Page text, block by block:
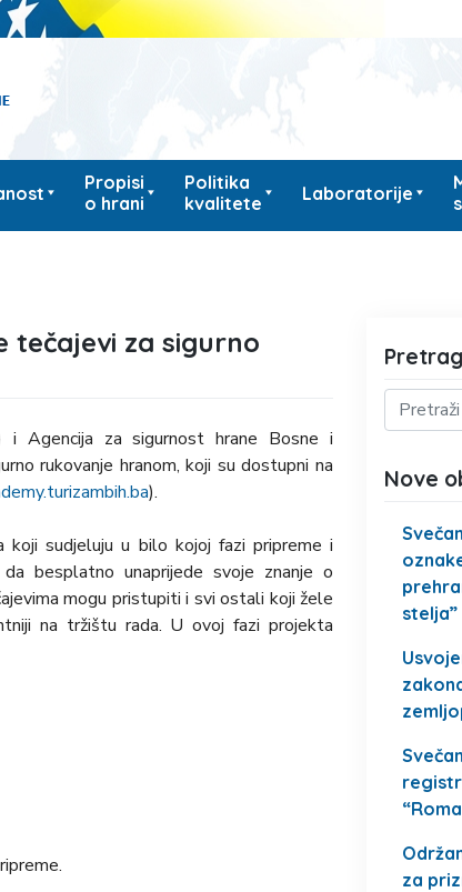
Propisi
o hrani
Politika
kvalitete
Laboratorije
tečajevi za sigurno
i Agencija za sigurnost hrane Bosne i
rukovanje hranom, koji su dostupni na
).
koji sudjeluju u bilo kojoj fazi pripreme i
besplatno unaprijede svoje znanje o
mogu pristupiti i svi ostali koji žele
na tržištu rada. U ovoj fazi projekta
Nove
stelja”
za